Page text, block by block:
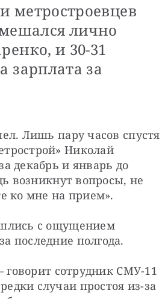
метростроевцев
лично
и 30-31
зарплата за
Лишь пару часов спустя
Николай
декабрь и январь до
возникнут вопросы, не
ко мне на прием».
с ощущением
последние полгода.
сотрудник СМУ-11
случаи простоя из-за